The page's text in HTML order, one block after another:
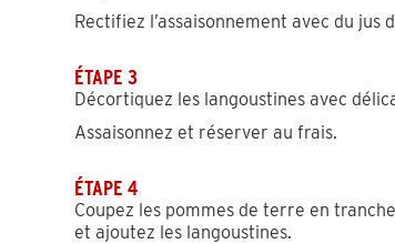
Rectifiez l’assaisonnement avec du
ÉTAPE 3
Décortiquez les langoustines avec
Assaisonnez et réserver au frais.
ÉTAPE 4
Coupez les pommes de terre en
et ajoutez les langoustines.